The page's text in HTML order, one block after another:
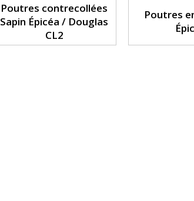
Poutres contrecollées
Sapin Épicéa / Douglas
CL2
Poutres